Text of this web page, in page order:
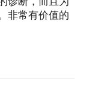
非常有价值的